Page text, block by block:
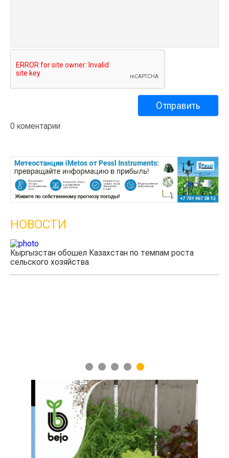
0 коментарии
НОВОСТИ
Кыргызстан обошел Казахстан по темпам роста
сельского хозяйства
1 2 3 4 5